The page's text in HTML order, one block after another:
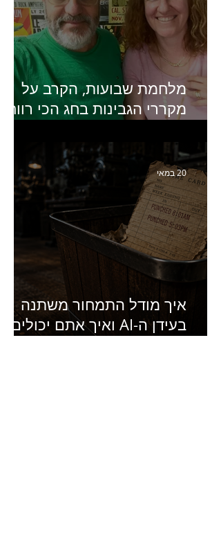
מלחמת שבועות, הקרב על
מקררי הגבינות בחג הכי רווחי
סמנכ״לית השיווק והמכירות
של מחלבות גד
איך מודל התמחור משתנה
בעידן ה-AI ואיך אתם יכולים
20 במאי